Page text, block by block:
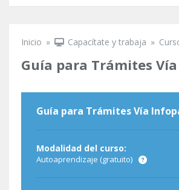
Inicio » Capacítate y trabaja »
Guía para Trámites
Guía para Trámites Vía
Modalidad del curso:
Autoaprendizaje (gratuito)